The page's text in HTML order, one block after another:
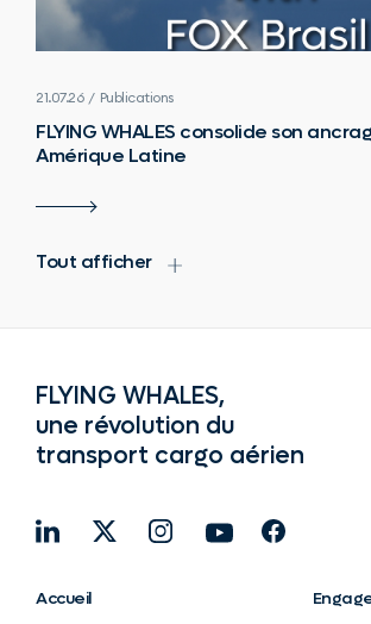
21.07.26 / Publications
FLYING WHALES consolide son
Amérique Latine
Tout afficher
FLYING WHALES,
une révolution du
transport cargo aérien
Accueil